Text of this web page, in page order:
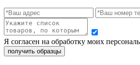
Я согласен на обработку моих